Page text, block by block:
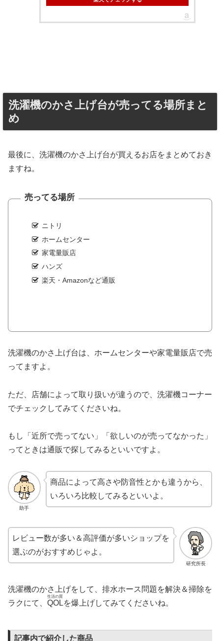
洗濯機のかさ上げ台が売ってる場所まと
め
最後に、洗濯機のかさ上げ台が買えるお店をまとめておき
ますね。
売ってる場所
ニトリ
ホームセンター
家電量販店
ハンズ
楽天・Amazonなど通販
洗濯機のかさ上げ台は、ホームセンターや家電量販店で売
ってますよ。
ただ、店舗によって取り扱いが違うので、洗濯機コーナー
でチェックしてみてくださいね。
もし「近所で売ってない」「欲しいのが売ってなかった」
ってときは通販で探してみるといいですよ。
助手
商品によって高さや防音性とかも違うから、
いろいろ比較してみるといいよ。
研究所長
レビュー数が多い＆高評価が多いショップを
選ぶのがおすすめじゃよ。
洗濯機のかさ上げをして、排水ホース問題を解決＆掃除を
ラクにて、 QOL
生活の質
を爆上げしてみてくださいね。
記事内で紹介した商品